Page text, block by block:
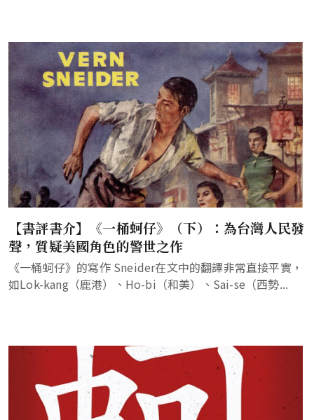
【書評書介】《一桶蚵仔》（下）：為台灣人民發
聲，質疑美國角色的警世之作
《一桶蚵仔》的寫作 Sneider在文中的翻譯非常直接平實，
如Lok-kang（鹿港）、Ho-bi（和美）、Sai-se（西勢...